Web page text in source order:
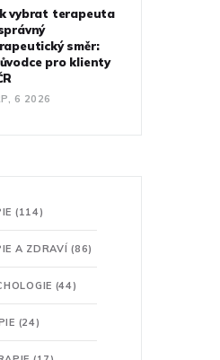
vybrat terapeuta
směr:
pro klienty
6 2026
(114)
A ZDRAVÍ(86)
(44)
(24)